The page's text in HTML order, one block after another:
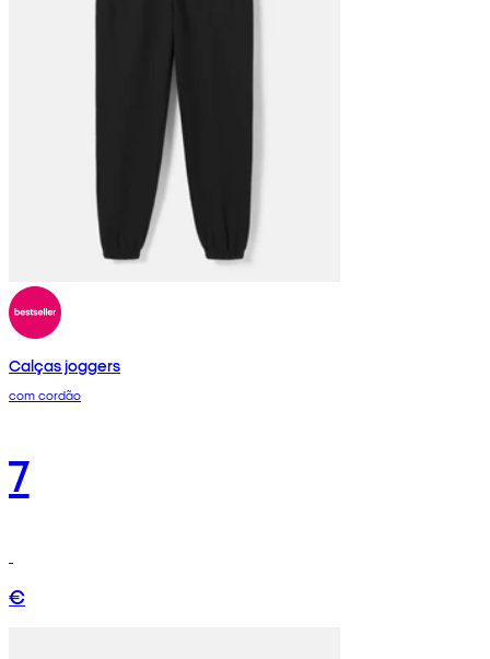
Calças joggers
com cordão
7
€